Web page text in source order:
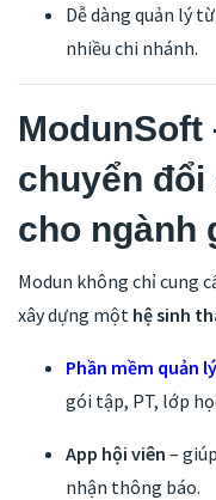
Dễ dàng quản lý
nhiều chi nhánh.
ModunSoft
chuyển
cho ngành
Modun không chỉ cung
xây dựng một hệ sinh
Phần mềm quản
gói tập, PT, lớp
App hội viên –
nhận thông báo.